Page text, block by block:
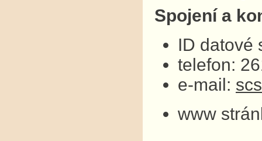
Spojení a
ID datové
telefon:
e-mail:
www